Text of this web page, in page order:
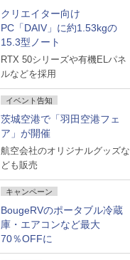
クリエイター向け
PC「DAIV」に約1.53kgの
15.3型ノート
RTX 50シリーズや有機ELパネ
ルなどを採用
イベント告知
茨城空港で「羽田空港フェ
ア」が開催
航空会社のオリジナルグッズな
ども販売
キャンペーン
BougeRVのポータブル冷蔵
庫・エアコンなど最大
70％OFFに